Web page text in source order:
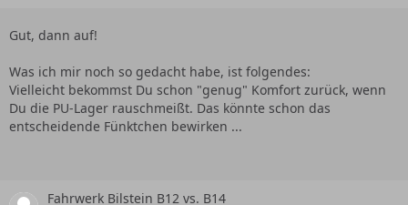
Gut, dann auf!
Was ich mir noch so gedacht habe, ist folgendes:
Vielleicht bekommst Du schon "genug" Komfort zurück, wenn
Du die PU-Lager rauschmeißt. Das könnte schon das
entscheidende Fünktchen bewirken ...
Fahrwerk Bilstein B12 vs. B14